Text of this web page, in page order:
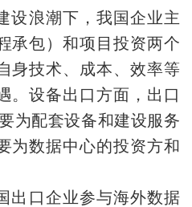
设浪潮下，我国企业主
承包）和项目投资两个
身技术、成本、效率等
。设备出口方面，出口
为配套设备和建设服务
为数据中心的投资方和
出口企业参与海外数据